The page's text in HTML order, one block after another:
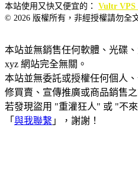
本站使用又快又便宜的： Vultr VPS
© 2026 版權所有，非經授權請勿全
本站並無銷售任何軟體、光碟
xyz 網站完全無關。
本站並無委託或授權任何個人
修買賣、宣傳推廣或商品銷售之
若發現盜用 "重灌狂人" 或 "不
「 與我聯繫 」，謝謝！